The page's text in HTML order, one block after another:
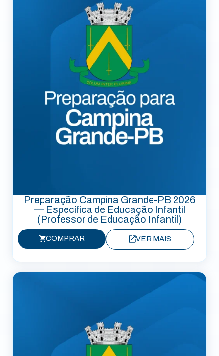
Preparação Campina Grande-PB 2026
— Específica de Educação Infantil
(Professor de Educação Infantil)
COMPRAR VER MAIS